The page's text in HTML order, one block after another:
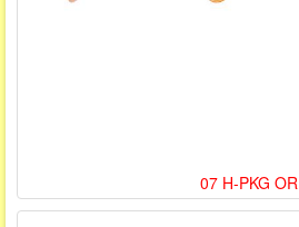
07 H-PKG OR